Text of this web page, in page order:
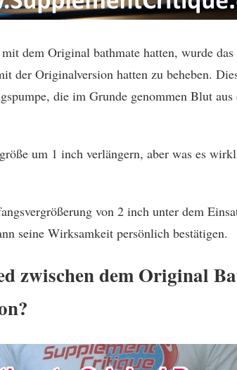
dem Original bathmate hatten, wurde
der Originalversion hatten zu beheben.
die im Grunde genommen Blut
um 1 inch verlängern, aber was es
von 2 inch unter dem
seine Wirksamkeit persönlich bestätigen.
zwischen dem Original